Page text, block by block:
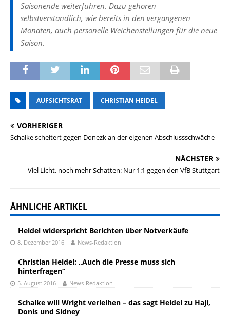
Saisonende weiterführen. Dazu gehören
selbstverständlich, wie bereits in den vergangenen
Monaten, auch personelle Weichenstellungen für die neue
Saison.
AUFSICHTSRAT CHRISTIAN HEIDEL
VORHERIGER
Schalke scheitert gegen Donezk an der eigenen Abschlussschwäche
NÄCHSTER
Viel Licht, noch mehr Schatten: Nur 1:1 gegen den VfB Stuttgart
ÄHNLICHE ARTIKEL
Heidel widerspricht Berichten über Notverkäufe
8. Dezember 2016 News-Redaktion
Christian Heidel: „Auch die Presse muss sich
hinterfragen“
5. August 2016 News-Redaktion
Schalke will Wright verleihen – das sagt Heidel zu Haji,
Donis und Sidney